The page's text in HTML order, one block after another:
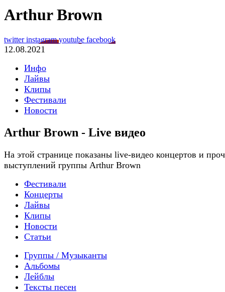
Arthur Brown
twitterinstagramyoutube facebook
12.08.2021
Инфо
Лайвы
Клипы
Фестивали
Новости
Arthur Brown - Live видео
На этой странице показаны live-видео концертов и
выступлений группы Arthur Brown
Фестивали
Концерты
Лайвы
Клипы
Новости
Статьи
Группы / Музыканты
Альбомы
Лейблы
Тексты песен